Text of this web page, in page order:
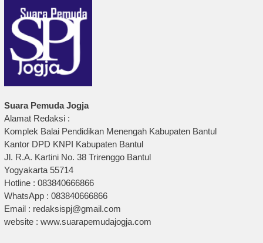
Suara Pemuda Jogja
Alamat Redaksi :
Komplek Balai Pendidikan Menengah Kabupaten Bantul
Kantor DPD KNPI Kabupaten Bantul
Jl. R.A. Kartini No. 38 Trirenggo Bantul
Yogyakarta 55714
Hotline : 083840666866
WhatsApp : 083840666866
Email : redaksispj@gmail.com
website : www.suarapemudajogja.com